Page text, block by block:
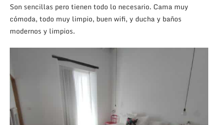
Son sencillas pero tienen todo lo necesario. Cama muy
cómoda, todo muy limpio, buen wifi, y ducha y baños
modernos y limpios.